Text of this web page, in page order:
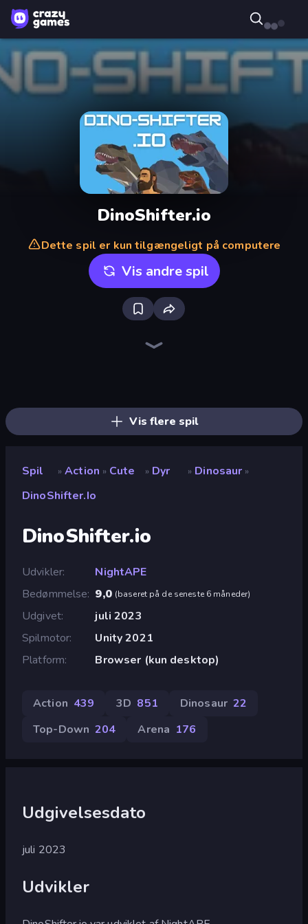
DinoShifter.io
Dette spil er kun tilgængeligt på computere
Vis andre spil
Vis flere spil
Spil » Action » Cute » Dyr » Dinosaur »
DinoShifter.io
DinoShifter.io
Udvikler
NightAPE
Bedømmelse 9,0 (baseret på de seneste 6 måneder)
Udgivet
juli 2023
Spilmotor
Unity 2021
Platform
Browser (kun desktop)
Action 439 3D 851 Dinosaur 22
Top-Down 204 Arena 176
Udgivelsesdato
juli 2023
Udvikler